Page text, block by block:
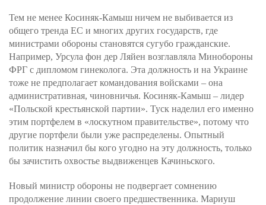
Тем не менее Косиняк-Камыш ничем не выбивается из
общего тренда ЕС и многих других государств, где
министрами обороны становятся сугубо гражданские.
Например, Урсула фон дер Ляйен возглавляла Минобороны
ФРГ с дипломом гинеколога. Эта должность и на Украине
тоже не предполагает командования войсками – она
административная, чиновничья. Косиняк-Камыш – лидер
«Польской крестьянской партии». Туск наделил его именно
этим портфелем в «лоскутном правительстве», потому что
другие портфели были уже распределены. Опытный
политик назначил бы кого угодно на эту должность, только
бы зачистить охвостье выдвиженцев Качиньского.
Новый министр обороны не подвергает сомнению
продолжение линии своего предшественника. Мариуш